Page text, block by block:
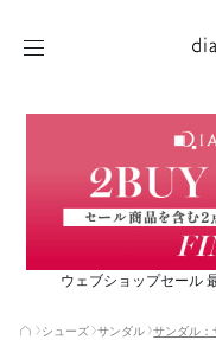
ウェブショップセール
シューズ サンダル サンダル：